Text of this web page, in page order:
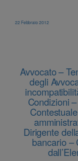
22 Febbraio 2012
Avvocato –
degli
Condizioni
Dirigente
bancario –